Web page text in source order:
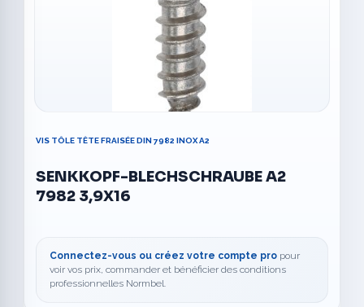
VIS TÔLE TÊTE FRAISÉE DIN 7982 INOX A2
SENKKOPF-BLECHSCHRAUBE A2
7982 3,9X16
Connectez-vous ou créez votre compte pro pour
voir vos prix, commander et bénéficier des conditions
professionnelles Normbel.